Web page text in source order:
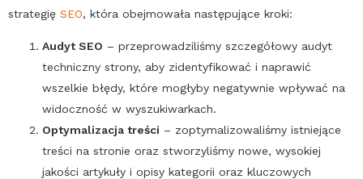
strategię SEO, która obejmowała następujące kroki:
AudytSEO – przeprowadziliśmy szczegółowy audyt
techniczny strony, aby zidentyfikować i naprawić
wszelkie błędy, które mogłyby negatywnie wpływać na
widoczność w wyszukiwarkach.
Optymalizacja treści – zoptymalizowaliśmy istniejące
treści na stronie oraz stworzyliśmy nowe, wysokiej
jakości artykuły i opisy kategorii oraz kluczowych